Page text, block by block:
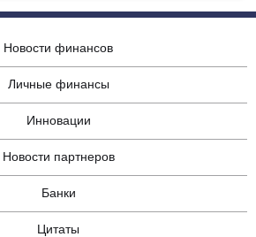
Новости финансов
Личные финансы
Инновации
Новости партнеров
Банки
Цитаты